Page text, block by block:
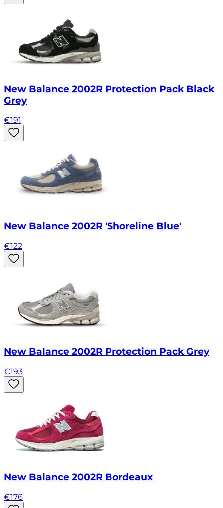
New Balance 2002R Protection Pack Black
Grey
€191
New Balance 2002R 'Shoreline Blue'
€122
New Balance 2002R Protection Pack Grey
€193
New Balance 2002R Bordeaux
€176